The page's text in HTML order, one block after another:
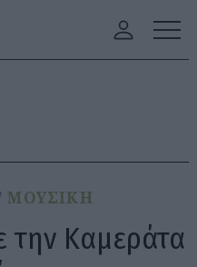
ΜΟΥΣΙΚΗ
την Καμεράτα